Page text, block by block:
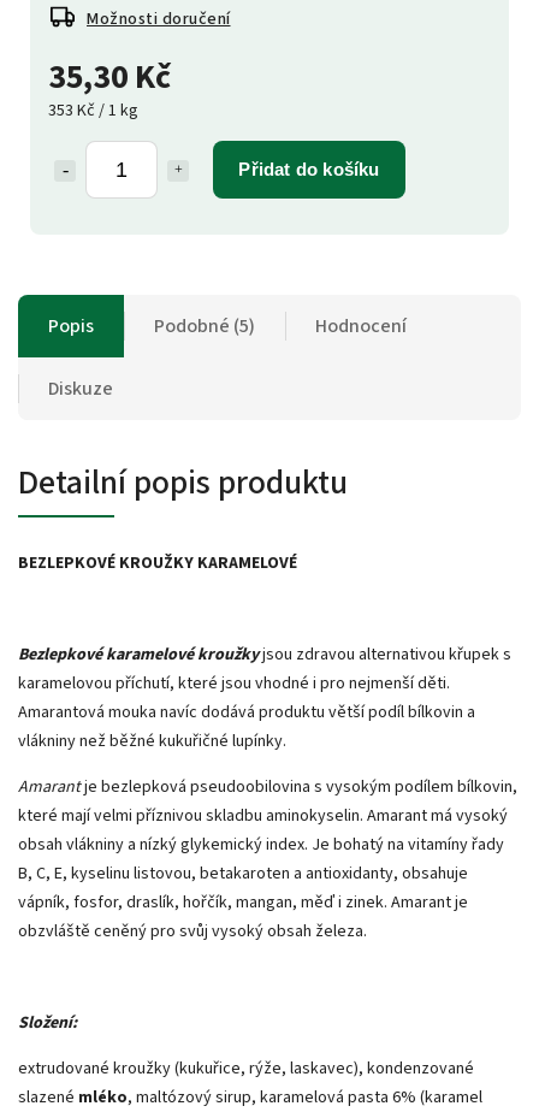
35,30 Kč
353 Kč / 1 kg
Přidat do košíku
Možnosti doručení
Popis Podobné (5) Hodnocení
Diskuze
Detailní popis produktu
BEZLEPKOVÉ KROUŽKY KARAMELOVÉ
Bezlepkové karamelové kroužkyjsou zdravou alternativou křupek s
karamelovou příchutí, které jsou vhodné i pro nejmenší děti.
Amarantová mouka navíc dodává produktu větší podíl bílkovin a
vlákniny než běžné kukuřičné lupínky.
Amarantje bezlepková pseudoobilovina s vysokým podílem bílkovin,
které mají velmi příznivou skladbu aminokyselin. Amarant má vysoký
obsah vlákniny a nízký glykemický index. Je bohatý na vitamíny řady
B, C, E, kyselinu listovou, betakaroten a antioxidanty, obsahuje
vápník, fosfor, draslík, hořčík, mangan, měď i zinek. Amarant je
obzvláště ceněný pro svůj vysoký obsah železa.
Složení:
extrudované kroužky (kukuřice, rýže, laskavec), kondenzované
slazené mléko, maltózový sirup, karamelová pasta 6% (karamel